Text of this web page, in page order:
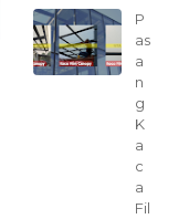
P
as
a
n
g
K
a
c
a
Fil